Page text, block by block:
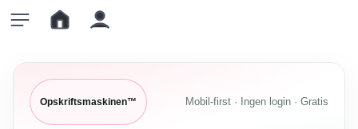
Opskriftsmaskinen™ Mobil-first · Ingen login · Gratis